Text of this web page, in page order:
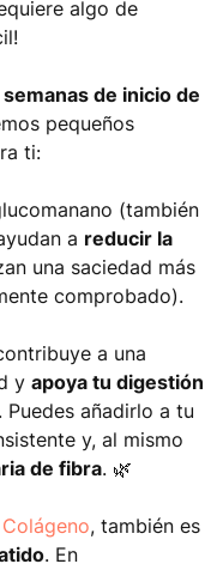
algo de
de inicio de
pequeños
ti:
(también
a reducir la
una saciedad más
comprobado).
a una
y apoya tu digestión
añadirlo a tu
y, al mismo
de fibra. 🌿
, también es
. En